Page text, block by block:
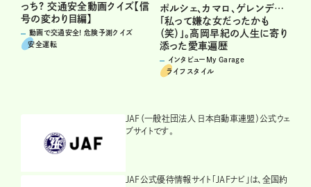
っち? 交通安全動画クイズ【信
号の変わり目編】
動画で交通安全! 危険予測クイズ
安全運転
ポルシェ、カマロ、ゲレンデ…
「私って嫌な女だったかも
（笑）」。高岡早紀の人生に寄り
添った愛車遍歴
インタビューMy Garage
ライフスタイル
JAF（一般社団法人 日本自動車連盟）公式ウェ
ブサイトです。
JAF公式優待情報サイト「JAFナビ」は、全国約